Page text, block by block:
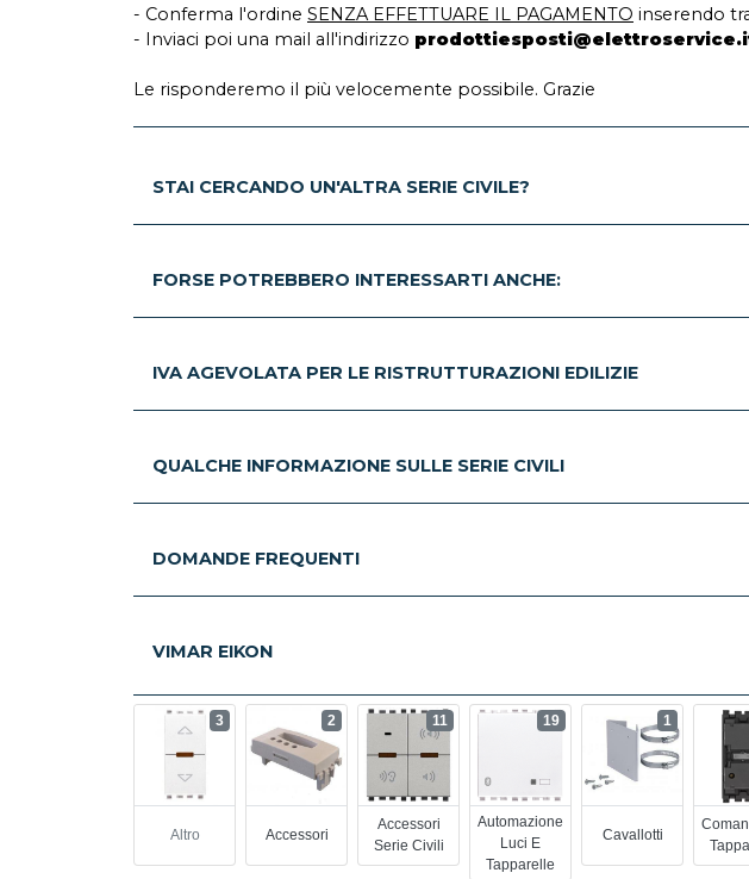
- Conferma l'ordine SENZA EFFETTUARE IL PAGAMENTO inserendo
- Inviaci poi una mail all'indirizzo
Le risponderemo il più velocemente possibile. Grazie
STAI CERCANDO UN'ALTRA SERIE CIVILE?
FORSE POTREBBERO INTERESSARTI ANCHE:
IVA AGEVOLATA PER LE RISTRUTTURAZIONI EDILIZIE
QUALCHE INFORMAZIONE SULLE SERIE CIVILI
DOMANDE FREQUENTI
VIMAR EIKON
Altro
3
Accessori
2
Accessori
Serie Civili
11
Automazione
Luci E
Tapparelle
19
Cavallotti
1